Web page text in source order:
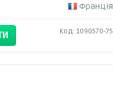
Франція
Код: 1090570-75